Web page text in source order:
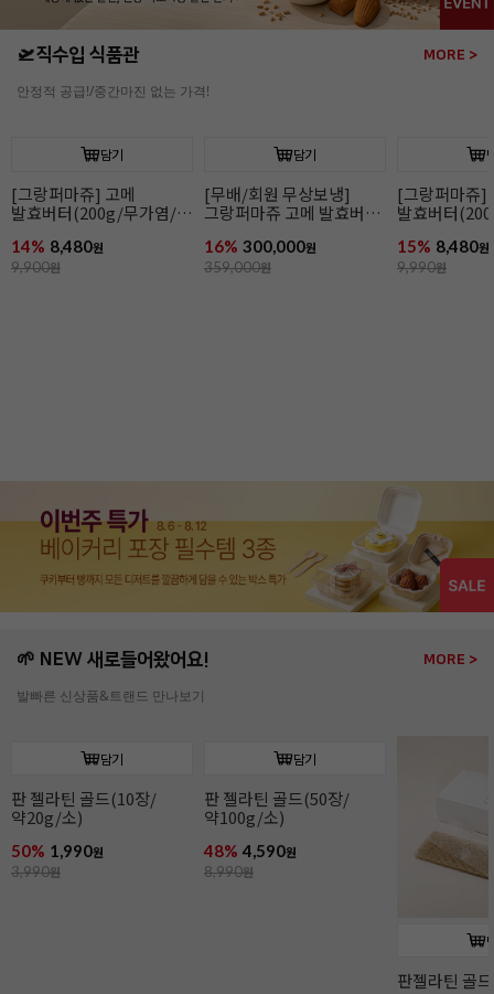
🛫직수입 식품관 MORE >
안정적 공급!/중간마진 없는 가격!
담기
[그랑퍼마쥬] 고메
발효버터(200g/무가염/
14% 8,480원
9,900원
[그랑퍼마쥬]
발효버터
15% 8,480원
9,990원
🌱 NEW 새로들어왔어요! MORE >
발빠른 신상품&트랜드 만나보기
담기
판 젤라틴 골드(10장/
약20g/소)
50% 1,990원
3,990원
담기
판 젤라틴 골드(50장/
약100g/소)
48% 4,590원
8,990원
판젤라틴 골